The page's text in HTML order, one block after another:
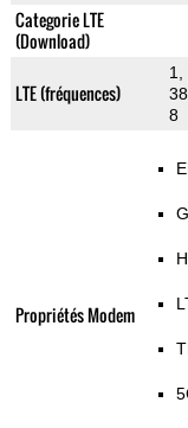
Categorie LTE
(Download)
LTE (fréquences)
1,
8
Propriétés Modem